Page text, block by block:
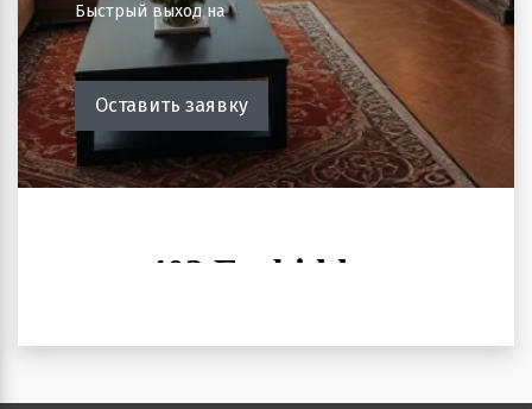
Быстрый выход на
Оставить заявку